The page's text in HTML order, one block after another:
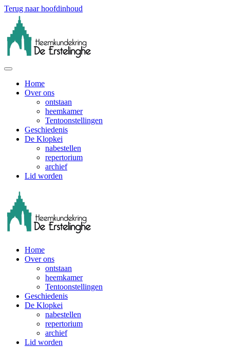
Terug naar hoofdinhoud
Home
Over ons
ontstaan
heemkamer
Tentoonstellingen
Geschiedenis
De Klopkei
nabestellen
repertorium
archief
Lid worden
Home
Over ons
ontstaan
heemkamer
Tentoonstellingen
Geschiedenis
De Klopkei
nabestellen
repertorium
archief
Lid worden